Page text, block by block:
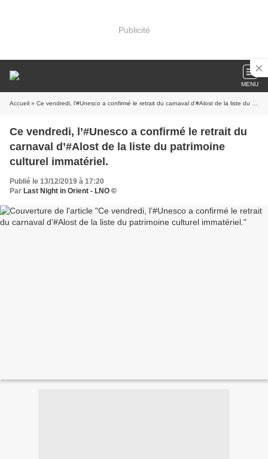
Publicité
MENU
Accueil » Ce vendredi, l’#Unesco a confirmé le retrait du carnaval d’#Alost de la liste du patrimoine culturel immatériel.
Ce vendredi, l’#Unesco a confirmé le retrait du
carnaval d’#Alost de la liste du patrimoine
culturel immatériel.
Publié le 13/12/2019 à 17:20
Par Last Night in Orient - LNO ©